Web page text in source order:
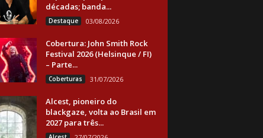
décadas; banda...
Destaque 03/08/2026
Cobertura: John Smith Rock
Festival 2026 (Helsinque / FI)
– Parte...
Coberturas 31/07/2026
Alcest, pioneiro do
blackgaze, volta ao Brasil em
2027 para três...